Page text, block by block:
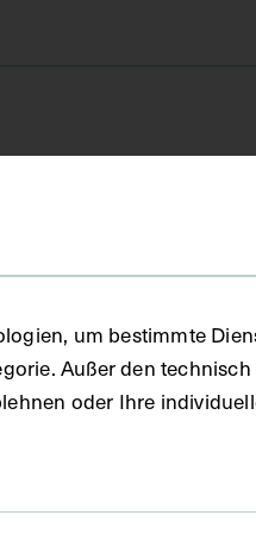
um bestimmte
Außer den
oder Ihre